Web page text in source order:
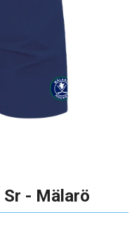
- Mälarö